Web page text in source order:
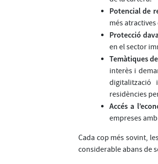
Potencial de
més
Protecció
en el sector
Temàtiques
interès i
digitalització
residències
Accés a
empreses
Cada cop més sovint,
considerable abans de